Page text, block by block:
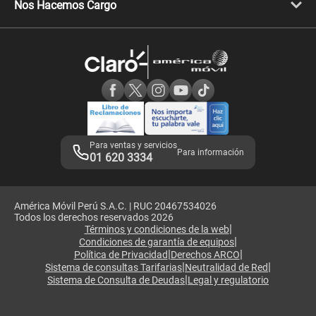
Comprobantes electrónicos
Consulta de IMEI
Nos Hacemos Cargo
Consulta de reclamos
Adquirientes iPhone 6, 6S y SE
Mensaje de Seguridad
Términos y Condiciones de Tienda Claro
Libro de Reclamaciones
Legales de marketplace
Para ventas y servicios
01 620 3334 Para información
América Móvil Perú S.A.C. | RUC 20467534026
Todos los derechos reservados 2026
Términos y condiciones de la web|
Condiciones de garantía de equipos|
Política de Privacidad|Derechos ARCO|
Sistema de consultas Tarifarias|Neutralidad de Red|
Sistema de Consulta de Deudas|Legal y regulatorio